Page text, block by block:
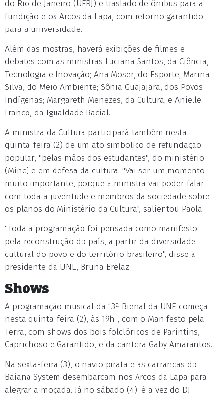
do Rio de Janeiro (UFRJ) e traslado de ônibus para a
fundição e os Arcos da Lapa, com retorno garantido
para a universidade.
Além das mostras, haverá exibições de filmes e
debates com as ministras Luciana Santos, da Ciência,
Tecnologia e Inovação; Ana Moser, do Esporte; Marina
Silva, do Meio Ambiente; Sônia Guajajara, dos Povos
Indígenas; Margareth Menezes, da Cultura; e Anielle
Franco, da Igualdade Racial.
A ministra da Cultura participará também nesta
quinta-feira (2) de um ato simbólico de refundação
popular, "pelas mãos dos estudantes", do ministério
(Minc) e em defesa da cultura. "Vai ser um momento
muito importante, porque a ministra vai poder falar
com toda a juventude e membros da sociedade sobre
os planos do Ministério da Cultura", salientou Paola.
"Toda a programação foi pensada como manifesto
pela reconstrução do país, a partir da diversidade
cultural do povo e do território brasileiro", disse a
presidente da UNE, Bruna Brelaz.
Shows
A programação musical da 13ª Bienal da UNE começa
nesta quinta-feira (2), às 19h , com o Manifesto pela
Terra, com shows dos bois folclóricos de Parintins,
Caprichoso e Garantido, e da cantora Gaby Amarantos.
Na sexta-feira (3), o navio pirata e as carrancas do
Baiana System desembarcam nos Arcos da Lapa para
alegrar a moçada. Já no sábado (4), é a vez do DJ